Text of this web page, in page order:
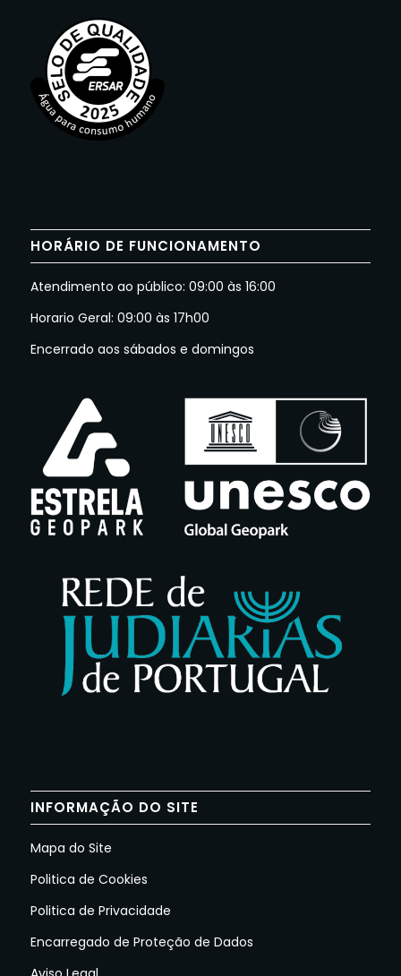
HORÁRIO DE FUNCIONAMENTO
Atendimento ao público: 09:00 às 16:00
Horario Geral: 09:00 às 17h00
Encerrado aos sábados e domingos
INFORMAÇÃO DO SITE
Mapa do Site
Politica de Cookies
Politica de Privacidade
Encarregado de Proteção de Dados